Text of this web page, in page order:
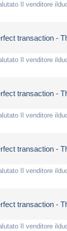
Il venditore
transaction -
Il venditore
transaction -
Il venditore
transaction -
Il venditore
transaction -
Il venditore